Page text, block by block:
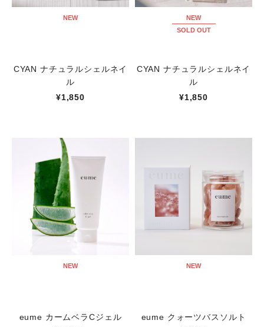
NEW
CYAN ナチュラルシェルネイ
ル
¥1,850
NEW
SOLD OUT
CYAN ナチュラルシェルネイ
ル
¥1,850
NEW
eume カームベラCジェル
NEW
eume クォーツバスソルト